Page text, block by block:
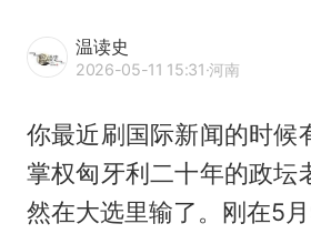
温读史
2026-05-11 15:31·河南
你最近刷国际新闻的时候
掌权匈牙利二十年的政坛
然在大选里输了。刚在5